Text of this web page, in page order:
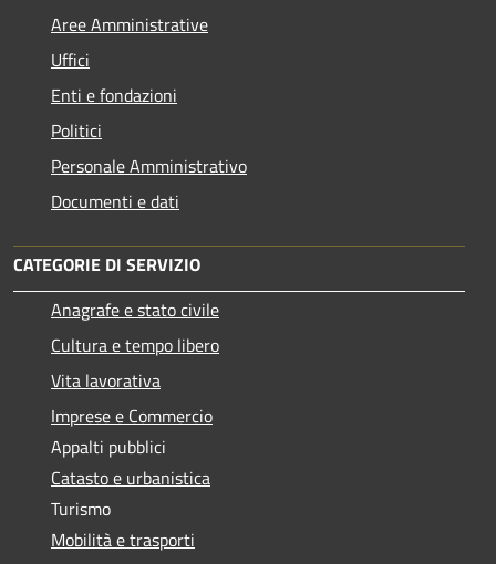
Aree Amministrative
Uffici
Enti e fondazioni
Politici
Personale Amministrativo
Documenti e dati
CATEGORIE DI SERVIZIO
Anagrafe e stato civile
Cultura e tempo libero
Vita lavorativa
Imprese e Commercio
Appalti pubblici
Catasto e urbanistica
Turismo
Mobilità e trasporti